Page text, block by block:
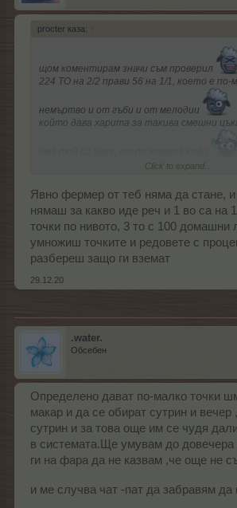
procter каза: ↑
щом коментирам значи съм проверил
224 ТО на 2/2 прави 56 на 1/1, което е по-
немъртво и от гъби и от мелодии
който дава харита за такива смешни
не по-малко не е в ред с главата и този,
35 сателитки за да ги събере
Click to expand...
Явно фермер от теб няма да стане, и
нямаш за какво иде реч и 1 во са на
точки по нивото, 3 то с 100 домашни
умножиш точките и редовете с
разбереш защо ги вземат
29.12.20
.water.
Обсебен
Определено дават по-малко точки
макар и да се обират сутрин и вечер
сутрин и за това още им се чудя
в системата.Ще умувам до
ги на фара да не казвам ,че още не
и ме случва чат -пат да забравям да